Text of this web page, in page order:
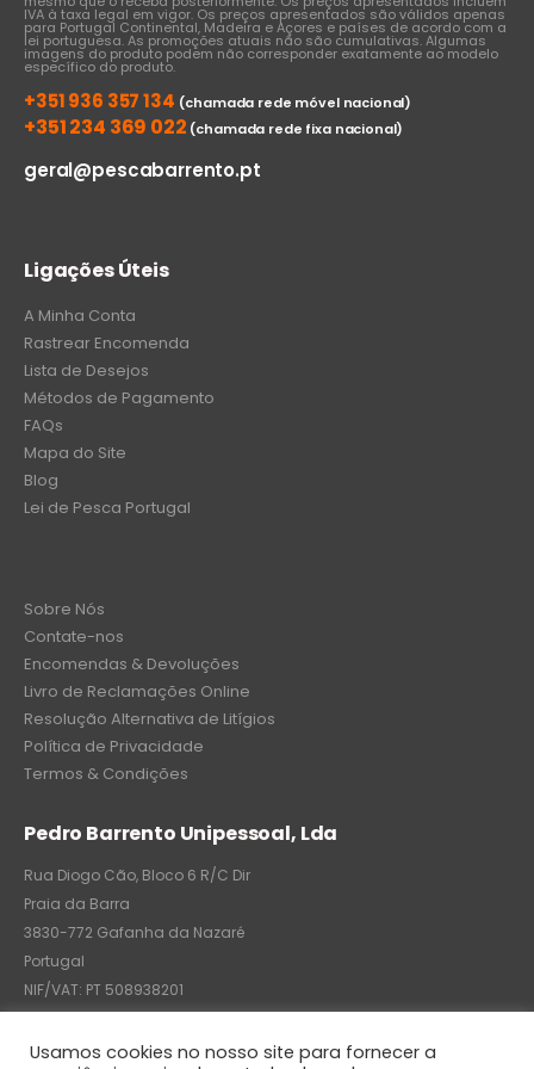
IVA à taxa legal em vigor. Os preços apresentados são válidos apenas
para Portugal Continental, Madeira e Açores e países de acordo com a
lei portuguesa. As promoções atuais não são cumulativas. Algumas
imagens do produto podem não corresponder exatamente ao modelo
específico do produto.
+351 936 357 134 (chamada rede móvel nacional)
+351 234 369 022 (chamada rede fixa nacional)
geral@pescabarrento.pt
Ligações Úteis
A Minha Conta
Rastrear Encomenda
Lista de Desejos
Métodos de Pagamento
FAQs
Mapa do Site
Blog
Lei de Pesca Portugal
Sobre Nós
Contate-nos
Encomendas & Devoluções
Livro de Reclamações Online
Resolução Alternativa de Litígios
Política de Privacidade
Termos & Condições
Pedro Barrento Unipessoal, Lda
Rua Diogo Cão, Bloco 6 R/C Dir
Praia da Barra
3830-772 Gafanha da Nazaré
Portugal
NIF/VAT: PT 508938201
C.R.C.: 7004-8522-6075
Usamos cookies no nosso site para fornecer a